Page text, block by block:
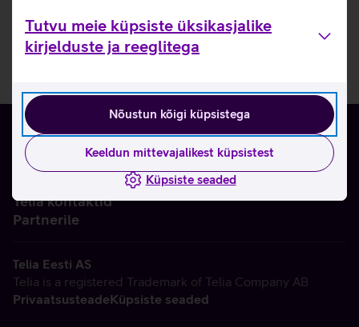
Tutvu meie küpsiste üksikasjalike
kirjelduste ja reeglitega
Nõustun kõigi küpsistega
Keeldun mittevajalikest küpsistest
Küpsiste seaded
Telia kontaktid
Partnerile
Telia Eesti AS
Telia is a registered Trademark of Telia Company AB
PrivaatsusteadeKüpsiste seaded